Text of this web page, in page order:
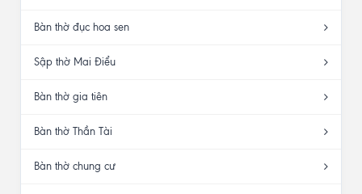
Bàn thờ đục hoa sen
Sập thờ Mai Điểu
Bàn thờ gia tiên
Bàn thờ Thần Tài
Bàn thờ chung cư